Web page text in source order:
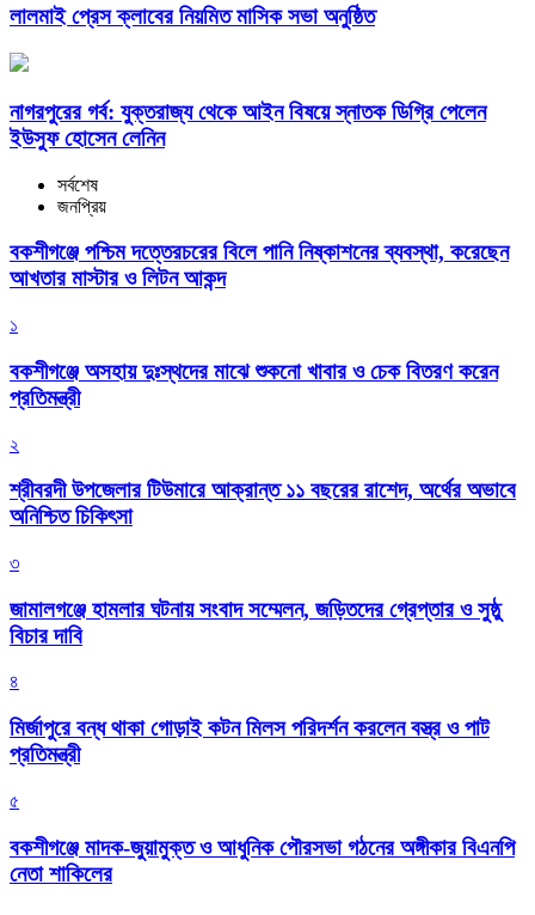
লালমাই প্রেস ক্লাবের নিয়মিত মাসিক সভা অনুষ্ঠিত
নাগরপুরের গর্ব: যুক্তরাজ্য থেকে আইন বিষয়ে স্নাতক ডিগ্রি পেলেন
ইউসুফ হোসেন লেনিন
সর্বশেষ
জনপ্রিয়
বকশীগঞ্জে পশ্চিম দত্তেরচরের বিলে পানি নিষ্কাশনের ব্যবস্থা, করেছেন
আখতার মাস্টার ও লিটন আকন্দ
১
বকশীগঞ্জে অসহায় দুঃস্থদের মাঝে শুকনো খাবার ও চেক বিতরণ করেন
প্রতিমন্ত্রী
২
শ্রীবরদী উপজেলার টিউমারে আক্রান্ত ১১ বছরের রাশেদ, অর্থের অভাবে
অনিশ্চিত চিকিৎসা
৩
জামালগঞ্জে হামলার ঘটনায় সংবাদ সম্মেলন, জড়িতদের গ্রেপ্তার ও সুষ্ঠু
বিচার দাবি
৪
মির্জাপুরে বন্ধ থাকা গোড়াই কটন মিলস পরিদর্শন করলেন বস্ত্র ও পাট
প্রতিমন্ত্রী
৫
বকশীগঞ্জে মাদক-জুয়ামুক্ত ও আধুনিক পৌরসভা গঠনের অঙ্গীকার বিএনপি
নেতা শাকিলের